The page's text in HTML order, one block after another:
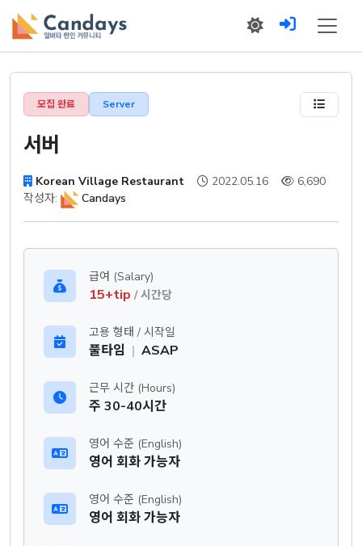
모집 완료 Server
서버
Korean Village Restaurant 2022.05.16
6,690
작성자:
Candays
급여 (Salary)
15+tip / 시간당
고용 형태 / 시작일
풀타임 | ASAP
근무 시간 (Hours)
주 30-40시간
영어 수준 (English)
영어 회화 가능자
영어 수준 (English)
영어 회화 가능자